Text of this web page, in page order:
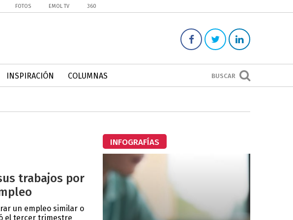
FOTOS EMOL TV 360
BUSCAR
INSPIRACIÓN COLUMNAS
trabajos por
un empleo similar o
el tercer trimestre
INFOGRAFÍAS